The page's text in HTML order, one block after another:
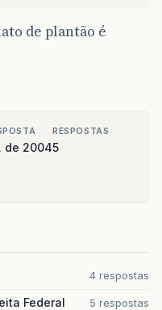
de plantão é
de 2004
RESPOSTAS
5
4 respostas
Federal 5 respostas